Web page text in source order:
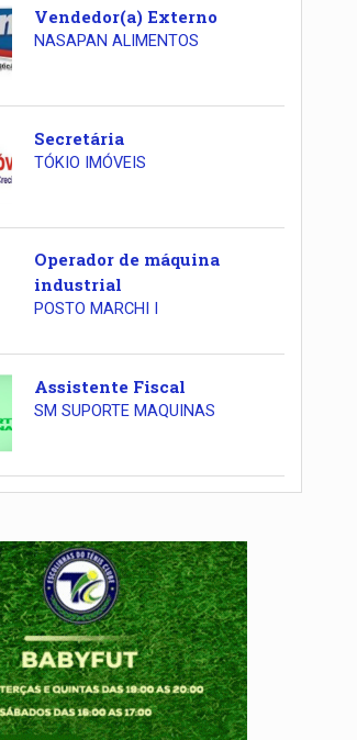
Vendedor(a) Externo
NASAPAN ALIMENTOS
Secretária
TÓKIO IMÓVEIS
Operador de máquina
industrial
POSTO MARCHI I
Assistente Fiscal
SM SUPORTE MAQUINAS